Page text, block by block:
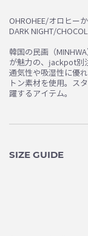
OHROHEE/オロヒー
DARK NIGHT/
韓国の民画（
が魅力の、jackpot別
通気性や吸湿性に優
トン素材を使用。ス
躍するアイテム。
SIZE GUIDE